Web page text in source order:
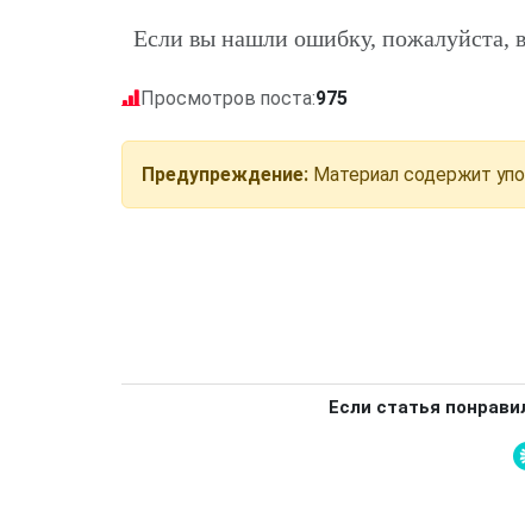
Если вы нашли ошибку, пожалуйста,
Просмотров поста:975
Предупреждение: Материал содержит
Если статья